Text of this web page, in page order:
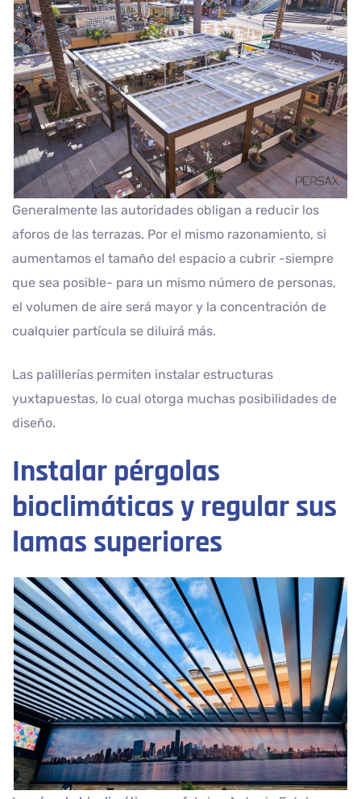
Generalmente las autoridades obligan a reducir los
aforos de las terrazas. Por el mismo razonamiento, si
aumentamos el tamaño del espacio a cubrir -siempre
que sea posible- para un mismo número de personas,
el volumen de aire será mayor y la concentración de
cualquier partícula se diluirá más.
Las palillerías permiten instalar estructuras
yuxtapuestas, lo cual otorga muchas posibilidades de
diseño.
Instalar pérgolas
bioclimáticas y regular sus
lamas superiores